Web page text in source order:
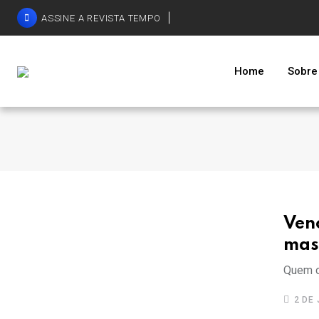
ASSINE A REVISTA TEMPO
Home Sobre
Quem
2 DE